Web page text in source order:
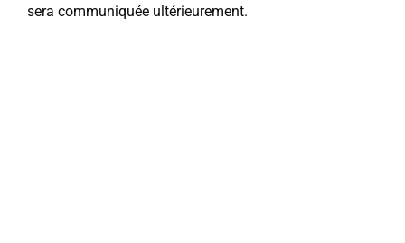
sera communiquée ultérieurement.